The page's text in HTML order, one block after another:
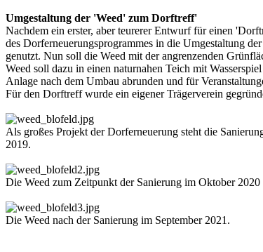
Umgestaltung der 'Weed' zum Dorftreff'
Nachdem ein erster, aber teurerer Entwurf für einen
des Dorferneuerungsprogrammes in die Umgestaltung
genutzt. Nun soll die Weed mit der angrenzenden
Weed soll dazu in einen naturnahen Teich mit
Anlage nach dem Umbau abrunden und für
Für den Dorftreff wurde ein eigener Trägerverein
Als großes Projekt der Dorferneuerung steht die
2019.
Die Weed zum Zeitpunkt der Sanierung im Oktober 2020
Die Weed nach der Sanierung im September 2021.